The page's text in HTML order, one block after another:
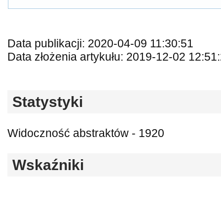
Data publikacji: 2020-04-09 11:30:51
Data złożenia artykułu: 2019-12-02
Statystyki
Widoczność abstraktów - 1920
Wskaźniki